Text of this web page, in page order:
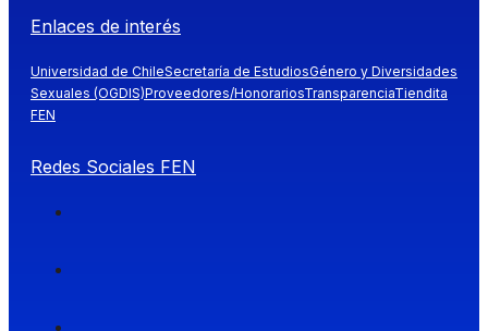
Enlaces de interés
Universidad de ChileSecretaría de EstudiosGénero y Diversidades
Sexuales (OGDIS)Proveedores/HonorariosTransparenciaTiendita
FEN
Redes Sociales FEN